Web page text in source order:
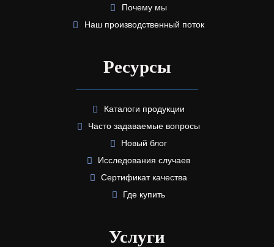
Почему мы
Наш производственный поток
Ресурсы
Каталоги продукции
Часто задаваемые вопросы
Новый блог
Исследования случаев
Сертификат качества
Где купить
Услуги